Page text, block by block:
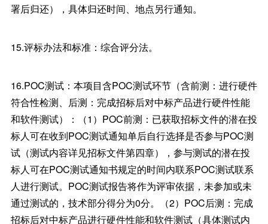
署后归还），具体归还时间、地点另行通知。
15.评标办法和标准：综合评分法。
16.POC测试：本项目含POC测试环节（含前测：进行硬件
符合性检测、后测：完成招标后对中标产品进行硬件性能
和软件测试）：（1）POC前测：已获取招标文件的潜在投
标人可在收到POC测试通知单后自行选择是否参与POC测
试（测试内容详见招标文件第四章），参与测试的潜在投
标人可在POC测试通知书规定的时间内联系POC测试联系
人进行测试。POC测试报告将作为评审依据，未参加或未
通过测试的，技术部分得分为0分。（2）POC后测：完成
招标后对中标产品进行硬件性能和软件测试（具体测试内